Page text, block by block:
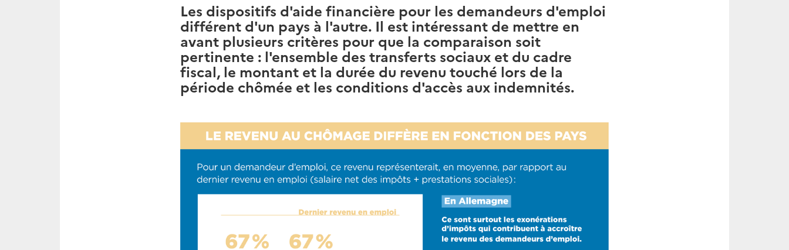
Les dispositifs d'aide financière pour les demandeurs d'emploi
différent d'un pays à l'autre. Il est intéressant de mettre en
avant plusieurs critères pour que la comparaison soit
pertinente : l'ensemble des transferts sociaux et du cadre
fiscal, le montant et la durée du revenu touché lors de la
période chômée et les conditions d'accès aux indemnités.